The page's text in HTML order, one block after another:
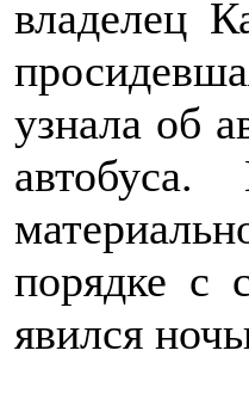
владелец
узнала об
порядке с
явился